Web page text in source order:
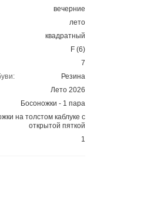
вечерние
лето
квадратный
F (6)
7
Резина
Лето 2026
Босоножки - 1 пара
на толстом каблуке с
открытой пяткой
1